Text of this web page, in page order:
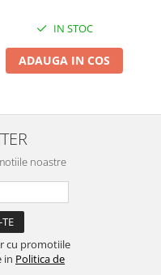
IN STOC
ADAUGA IN COS
noastre
cu promotiile
in Politica de